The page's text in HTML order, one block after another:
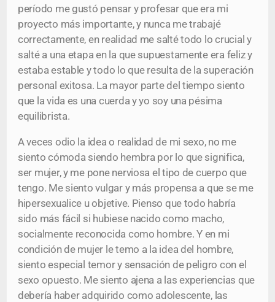
período me gustó pensar y profesar que era mi
proyecto más importante, y nunca me trabajé
correctamente, en realidad me salté todo lo crucial y
salté a una etapa en la que supuestamente era feliz y
estaba estable y todo lo que resulta de la superación
personal exitosa. La mayor parte del tiempo siento
que la vida es una cuerda y yo soy una pésima
equilibrista.
A veces odio la idea o realidad de mi sexo, no me
siento cómoda siendo hembra por lo que significa,
ser mujer, y me pone nerviosa el tipo de cuerpo que
tengo. Me siento vulgar y más propensa a que se me
hipersexualice u objetive. Pienso que todo habría
sido más fácil si hubiese nacido como macho,
socialmente reconocida como hombre. Y en mi
condición de mujer le temo a la idea del hombre,
siento especial temor y sensación de peligro con el
sexo opuesto. Me siento ajena a las experiencias que
debería haber adquirido como adolescente, las